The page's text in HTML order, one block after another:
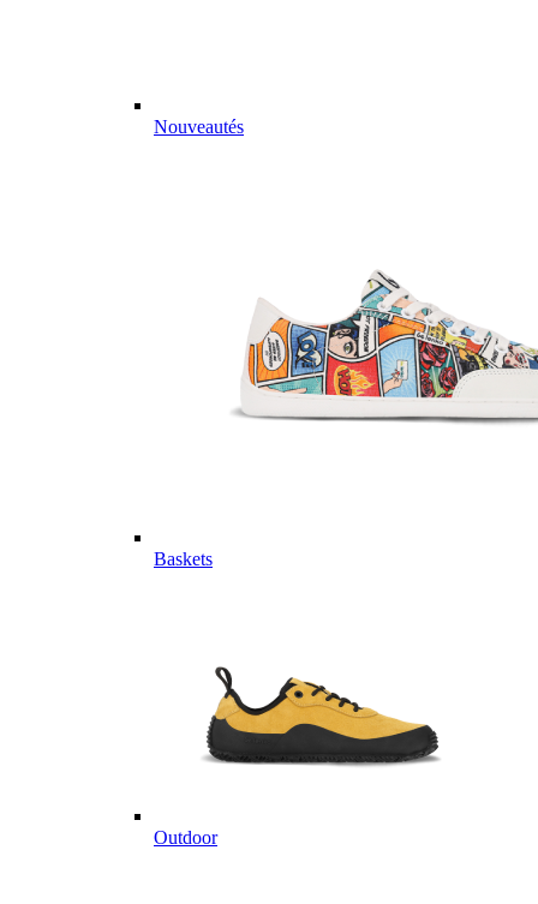
Nouveautés
Baskets
Outdoor